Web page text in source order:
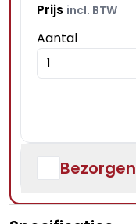
Prijs incl. BTW
Aantal
Bezorgen